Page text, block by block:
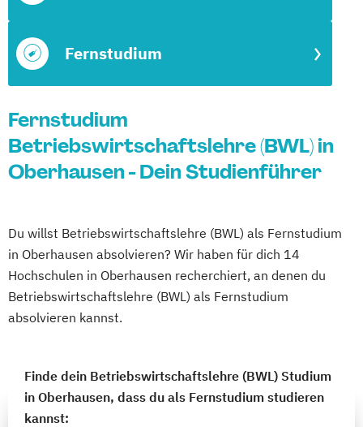
Fernstudium
Fernstudium
Betriebswirtschaftslehre (BWL) in
Oberhausen - Dein Studienführer
Du willst Betriebswirtschaftslehre (BWL) als Fernstudium
in Oberhausen absolvieren? Wir haben für dich 14
Hochschulen in Oberhausen recherchiert, an denen du
Betriebswirtschaftslehre (BWL) als Fernstudium
absolvieren kannst.
Finde dein Betriebswirtschaftslehre (BWL) Studium
in Oberhausen, dass du als Fernstudium studieren
kannst: